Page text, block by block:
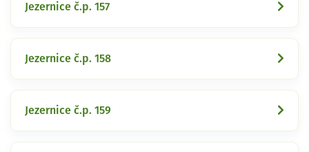
Jezernice č.p. 157
Jezernice č.p. 158
Jezernice č.p. 159